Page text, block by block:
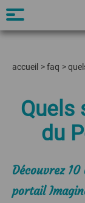
accueil >faq >
Quels
du
Découvrez
portail